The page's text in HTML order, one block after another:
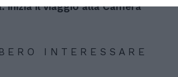
inizia il viaggio alla Camera
INTERESSARE